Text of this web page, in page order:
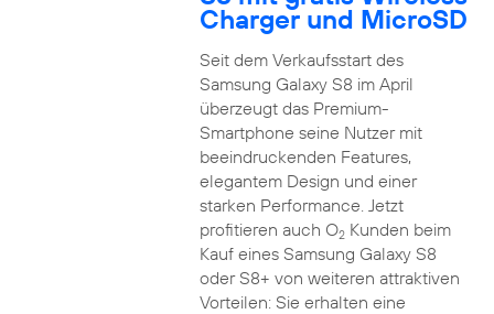
Charger und MicroSD
Seit dem Verkaufsstart des
Samsung Galaxy S8 im April
überzeugt das Premium-
Smartphone seine Nutzer mit
beeindruckenden Features,
elegantem Design und einer
starken Performance. Jetzt
profitieren auch O2Kunden beim
Kauf eines Samsung Galaxy S8
oder S8+ von weiteren attraktiven
Vorteilen: Sie erhalten eine